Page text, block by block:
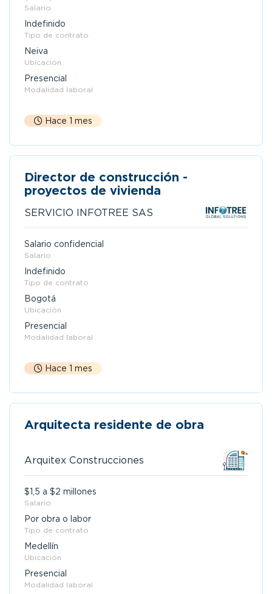
Salario
Indefinido
Tipo de contrato
Neiva
Ubicación
Presencial
Modalidad laboral
Hace 1 mes
Director de construcción -
proyectos de vivienda
SERVICIO INFOTREE SAS
Salario confidencial
Salario
Indefinido
Tipo de contrato
Bogotá
Ubicación
Presencial
Modalidad laboral
Hace 1 mes
Arquitecta residente de obra
Arquitex Construcciones
$1,5 a $2 millones
Salario
Por obra o labor
Tipo de contrato
Medellín
Ubicación
Presencial
Modalidad laboral